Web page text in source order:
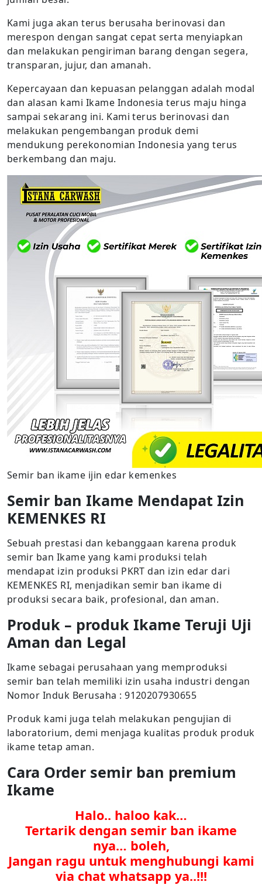
Kami juga akan terus berusaha berinovasi dan
merespon dengan sangat cepat serta menyiapkan
dan melakukan pengiriman barang dengan segera,
transparan, jujur, dan amanah.
Kepercayaan dan kepuasan pelanggan adalah modal
dan alasan kami Ikame Indonesia terus maju hinga
sampai sekarang ini. Kami terus berinovasi dan
melakukan pengembangan produk demi
mendukung perekonomian Indonesia yang terus
berkembang dan maju.
Semir ban ikame ijin edar kemenkes
Semir ban Ikame Mendapat Izin
KEMENKES RI
Sebuah prestasi dan kebanggaan karena produk
semir ban Ikame yang kami produksi telah
mendapat izin produksi PKRT dan izin edar dari
KEMENKES RI, menjadikan semir ban ikame di
produksi secara baik, profesional, dan aman.
Produk – produk Ikame Teruji Uji
Aman dan Legal
Ikame sebagai perusahaan yang memproduksi
semir ban telah memiliki izin usaha industri dengan
Nomor Induk Berusaha : 9120207930655
Produk kami juga telah melakukan pengujian di
laboratorium, demi menjaga kualitas produk produk
ikame tetap aman.
Cara Order semir ban premium
Ikame
Halo.. haloo kak…
Tertarik dengan semir ban ikame
nya… boleh,
Jangan ragu untuk menghubungi kami
via chat whatsapp ya..!!!